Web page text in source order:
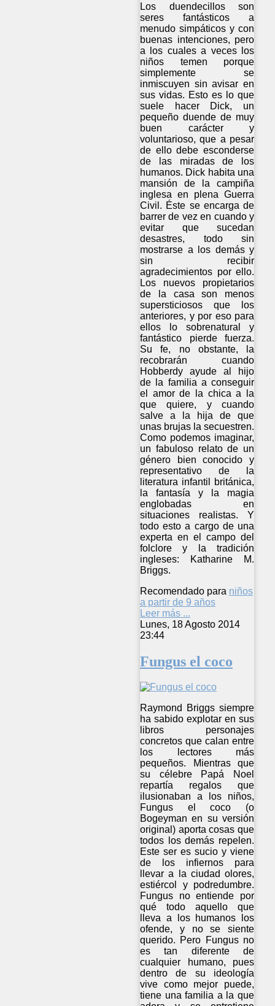
Los duendecillos son
seres fantásticos a
menudo simpáticos y con
buenas intenciones, pero
a los cuales a veces los
niños temen porque
simplemente se
inmiscuyen sin avisar en
sus vidas. Esto es lo que
suele hacer Dick, un
pequeño duende de muy
buen carácter y
voluntarioso, que a pesar
de ello debe esconderse
de las miradas de los
humanos. Dick habita una
mansión de la campiña
inglesa en plena Guerra
Civil. Éste se encarga de
barrer de vez en cuando y
evitar que sucedan
desastres, todo sin
mostrarse a los demás y
sin recibir
agradecimientos por ello.
Los nuevos propietarios
de la casa son menos
supersticiosos que los
anteriores, y por eso para
ellos lo sobrenatural y
fantástico pierde fuerza.
Su fe, no obstante, la
recobrarán cuando
Hobberdy ayude al hijo
de la familia a conseguir
el amor de la chica a la
que quiere, y cuando
salve a la hija de que
unas brujas la secuestren.
Como podemos imaginar,
un fabuloso relato de un
género bien conocido y
representativo de la
literatura infantil británica,
la fantasía y la magia
englobadas en
situaciones realistas. Y
todo esto a cargo de una
experta en el campo del
folclore y la tradición
ingleses: Katharine M.
Briggs.
Recomendado para niños
a partir de 9 años
Leer más ...
Lunes, 18 Agosto 2014
23:44
Fungus el coco
Raymond Briggs siempre
ha sabido explotar en sus
libros personajes
concretos que calan entre
los lectores más
pequeños. Mientras que
su célebre Papá Noel
repartía regalos que
ilusionaban a los niños,
Fungus el coco (o
Bogeyman en su versión
original) aporta cosas que
todos los demás repelen.
Este ser es sucio y viene
de los infiernos para
llevar a la ciudad olores,
estiércol y podredumbre.
Fungus no entiende por
qué todo aquello que
lleva a los humanos los
ofende, y no se siente
querido. Pero Fungus no
es tan diferente de
cualquier humano, pues
dentro de su ideología
vive como mejor puede,
tiene una familia a la que